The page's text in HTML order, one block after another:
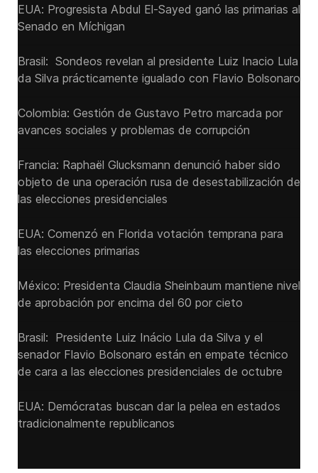
EUA: Progresista Abdul El-Sayed ganó las primarias al
Senado ‌en Míchigan
Brasil: Sondeos revelan al presidente Luiz Inacio Lula
da Silva prácticamente igualado con Flavio Bolsonaro
Colombia: Gestión de Gustavo Petro marcada por
avances sociales y problemas de corrupción
Francia: Raphaël Glucksmann denunció haber sido
objeto de una operación rusa de desestabilización de
las elecciones presidenciales
EUA: Comenzó en Florida votación temprana para
las elecciones primarias
México: Presidenta Claudia Sheinbaum mantiene nivel
de aprobación por encima del 60 por cieto
Brasil: Presidente Luiz Inácio Lula da Silva y el
senador Flavio ‌Bolsonaro están en empate técnico
de cara a las ‌elecciones presidenciales de octubre
EUA: Demócratas buscan dar la pelea en estados
tradicionalmente republicanos